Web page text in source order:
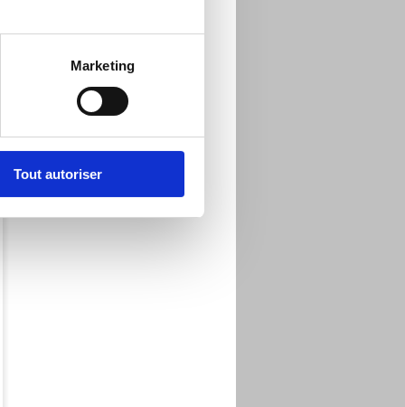
Marketing
Tout autoriser